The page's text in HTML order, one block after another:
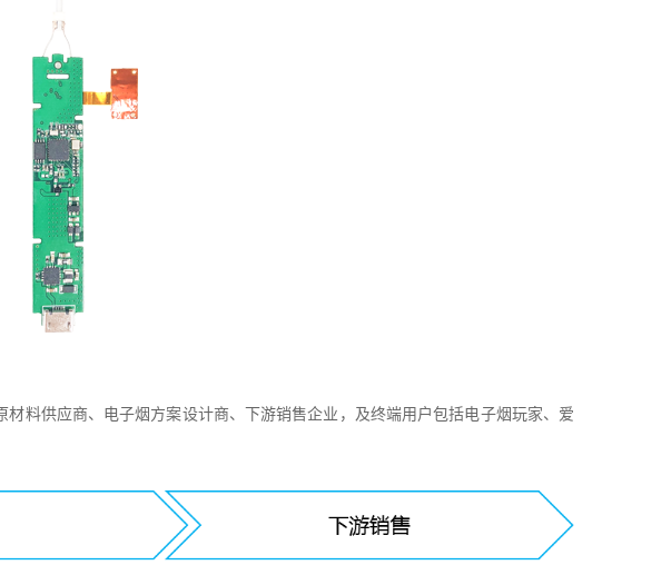
料供应商、电子烟方案设计商、下游销售企业，及终端用户包括电子烟玩家、爱